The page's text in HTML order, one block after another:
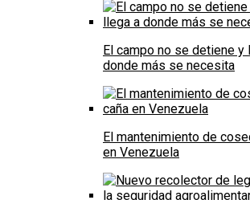
El campo no se detiene
donde más se necesita
El mantenimiento de
en Venezuela